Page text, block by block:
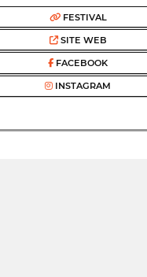
FESTIVAL
SITE WEB
FACEBOOK
INSTAGRAM